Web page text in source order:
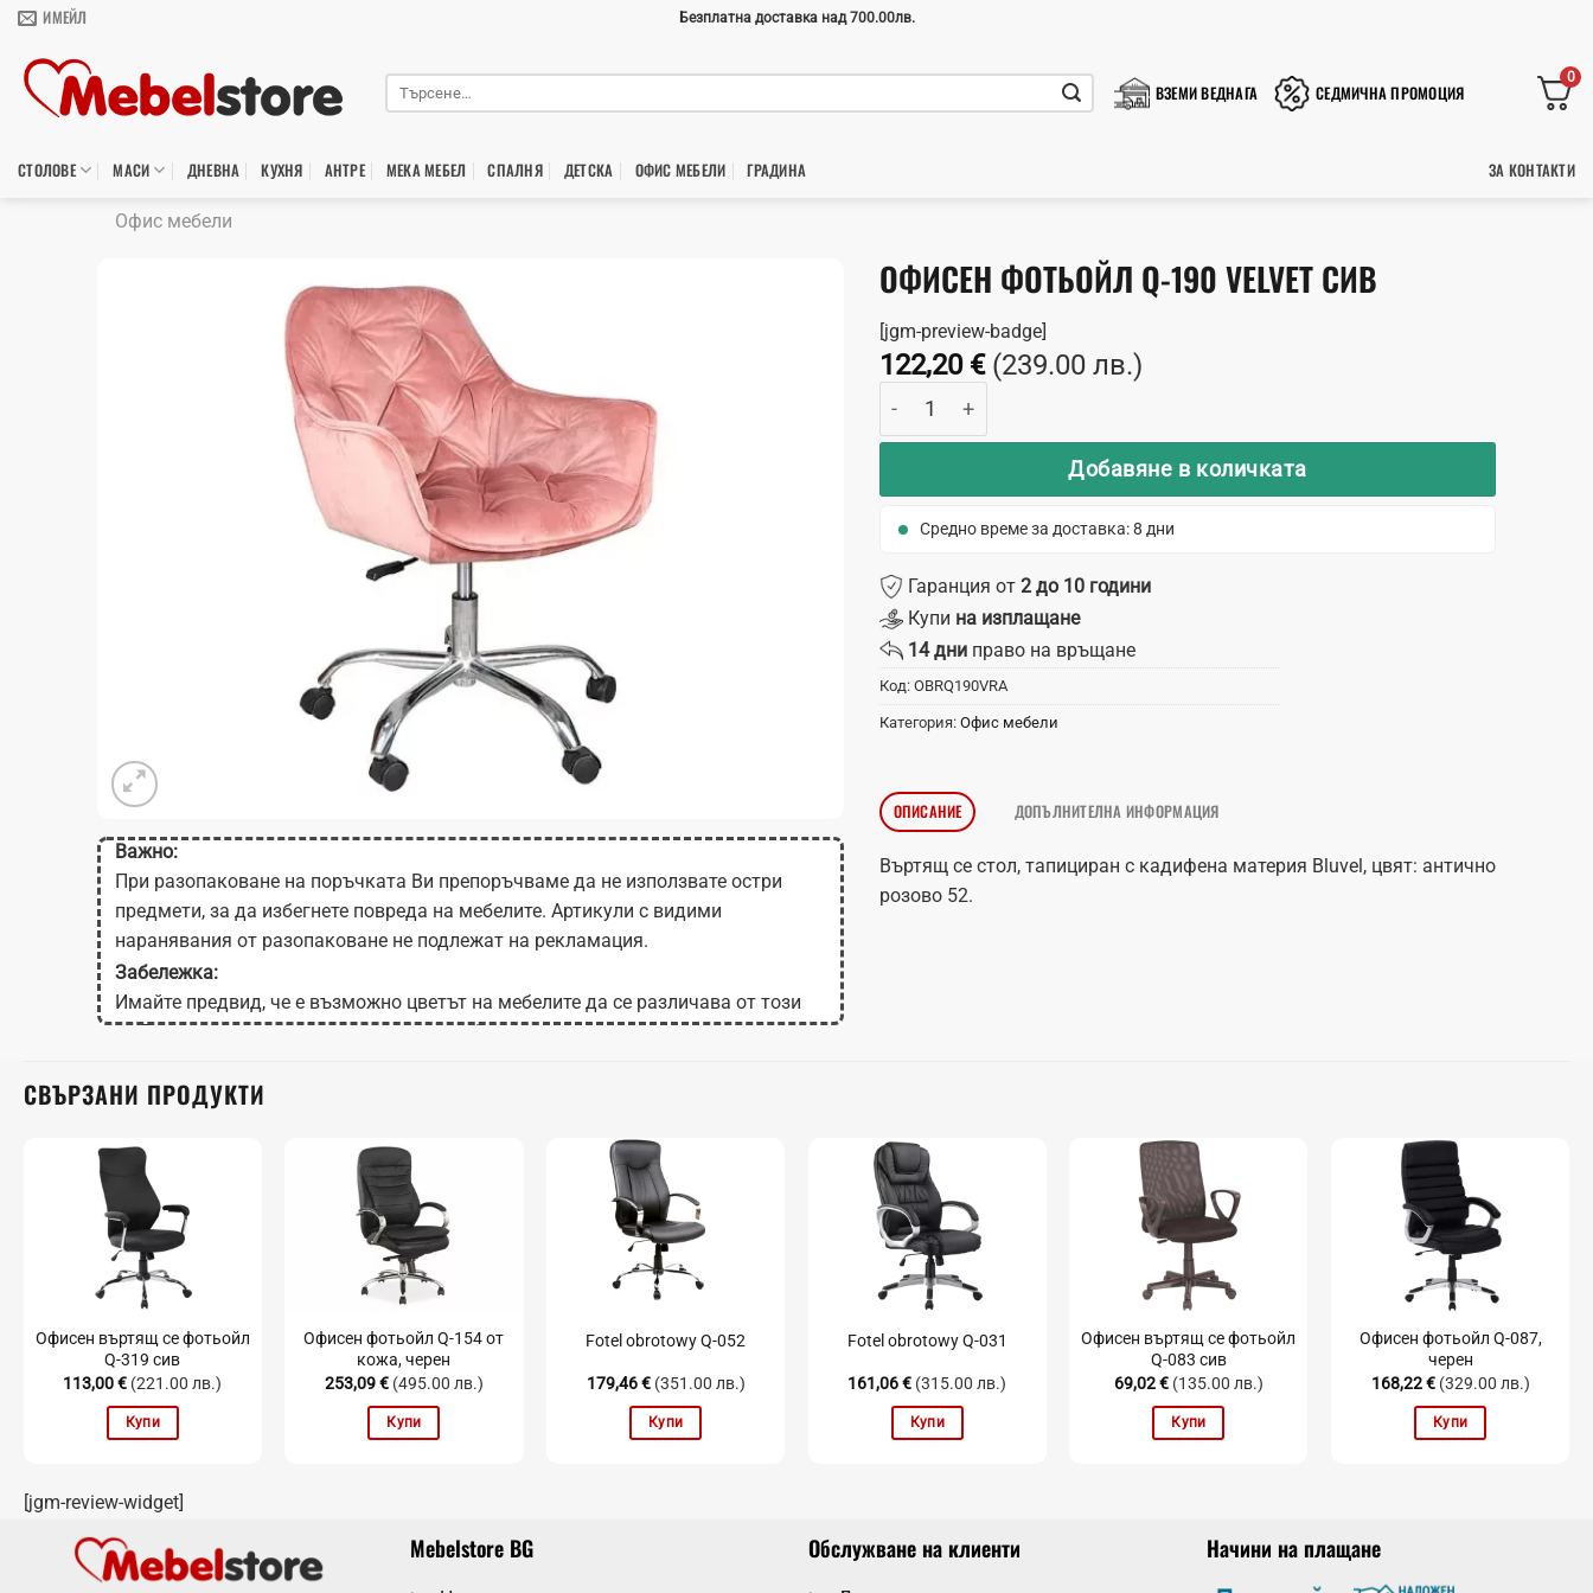
Skip
content
ИМЕЙЛ Безплатна доставка над 700.00лв.
ВЗЕМИ ВЕДНАГА СЕДМИЧНА ПРОМОЦИЯ
0
СТОЛОВЕ МАСИ ДНЕВНА КУХНЯ АНТРЕ МЕКА МЕБЕЛ СПАЛНЯ ДЕТСКА ОФИС МЕБЕЛИ ГРАДИНA ЗА КОНТАКТИ
Офис мебели
Важно:
При разопаковане на поръчката Ви препоръчваме да не използвате остри
предмети, за да избегнете повреда на мебелите. Артикули с видими
наранявания от разопаковане не подлежат на рекламация.
Забележка:
Имайте предвид, че е възможно цветът на мебелите да се различава от този
на Вашия екран в зависимост от настройките на монитора.
ОФИСЕН ФОТЬОЙЛ Q-190 VELVET СИВ
[jgm-preview-badge]
122,20 € (239.00 лв.)
Добавяне в количката
Средно време за доставка: 8 дни
Гаранция от 2 до 10 години
Купи на изплащане
14 дни право на връщане
Код: OBRQ190VRA
Категория: Офис мебели
ОПИСАНИЕ ДОПЪЛНИТЕЛНА ИНФОРМАЦИЯ
Въртящ се стол, тапициран с кадифена материя Bluvel, цвят: антично
розово 52.
СВЪРЗАНИ ПРОДУКТИ
Офисен въртящ се фотьойл
Q-319 сив
113,00€ (221.00 лв.)
Купи
Офисен фотьойл Q-154 от
кожа, черен
253,09€ (495.00 лв.)
Купи
Fotel obrotowy Q-052
179,46€ (351.00 лв.)
Купи
Fotel obrotowy Q-031
161,06€ (315.00 лв.)
Купи
Офисен въртящ се фотьойл
Q-083 сив
69,02€ (135.00 лв.)
Купи
Офисен фотьойл Q-087,
черен
168,22€ (329.00 лв.)
Купи
[jgm-review-widget]
Mebelstore BG Обслужване на клиенти Начини на плащане